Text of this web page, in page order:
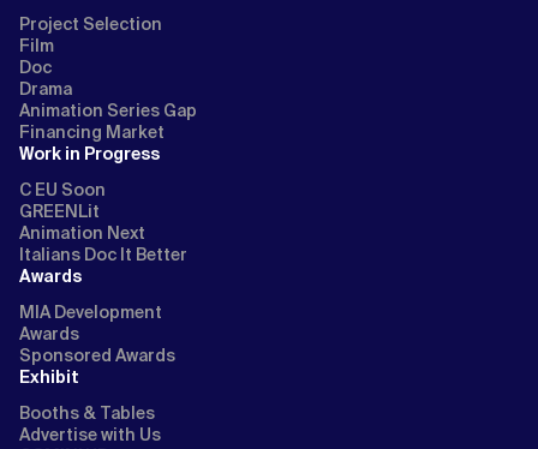
Project Selection
Film
Doc
Drama
Animation Series Gap
Financing Market
Work in Progress
C EU Soon
GREENLit
Animation Next
Italians Doc It Better
Awards
MIA Development
Awards
Sponsored Awards
Exhibit
Booths & Tables
Advertise with Us